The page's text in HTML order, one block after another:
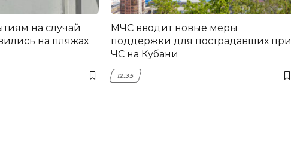
на случай
на пляжах
МЧС вводит новые меры
поддержки для пострадавших при
ЧС на Кубани
12:35